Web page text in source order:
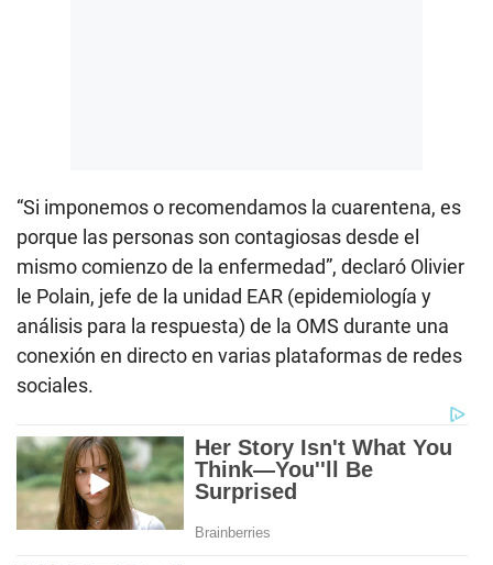
“Si imponemos o recomendamos la cuarentena, es
porque las personas son contagiosas desde el
mismo comienzo de la enfermedad”, declaró Olivier
le Polain, jefe de la unidad EAR (epidemiología y
análisis para la respuesta) de la OMS durante una
conexión en directo en varias plataformas de redes
sociales.